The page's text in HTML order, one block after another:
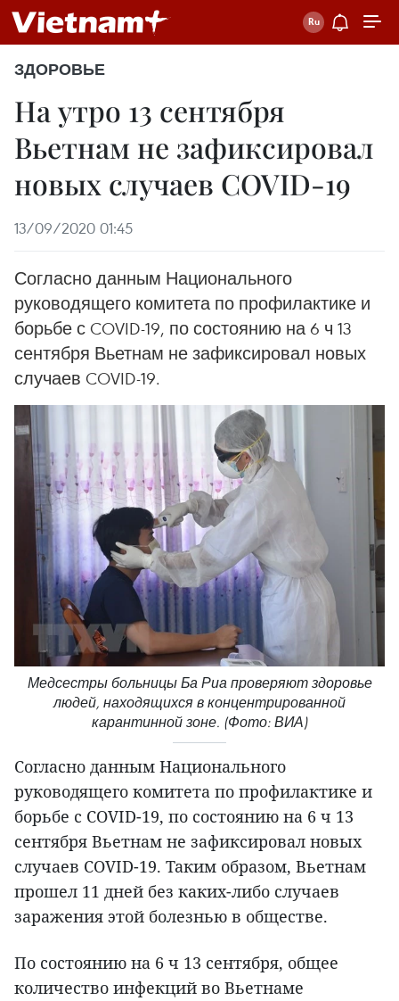
ЗДОРОВЬЕ
На утро 13 сентября
Вьетнам не зафиксировал
новых случаев COVID-19
13/09/2020 01:45
Согласно данным Национального
руководящего комитета по профилактике и
борьбе с COVID-19, по состоянию на 6 ч 13
сентября Вьетнам не зафиксировал новых
случаев COVID-19.
Медсестры больницы Ба Риа проверяют здоровье
людей, находящихся в концентрированной
карантинной зоне. (Фото: ВИА)
Согласно данным Национального
руководящего комитета по профилактике и
борьбе с COVID-19, по состоянию на 6 ч 13
сентября Вьетнам не зафиксировал новых
случаев COVID-19. Таким образом, Вьетнам
прошел 11 дней без каких-либо случаев
заражения этой болезнью в обществе.
По состоянию на 6 ч 13 сентября, общее
количество инфекций во Вьетнаме